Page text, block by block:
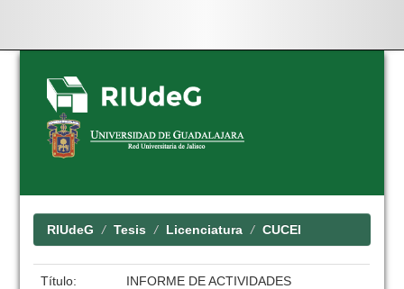
Skip
navigation
RIUdeG Tesis Licenciatura CUCEI
Título:
INFORME DE ACTIVIDADES